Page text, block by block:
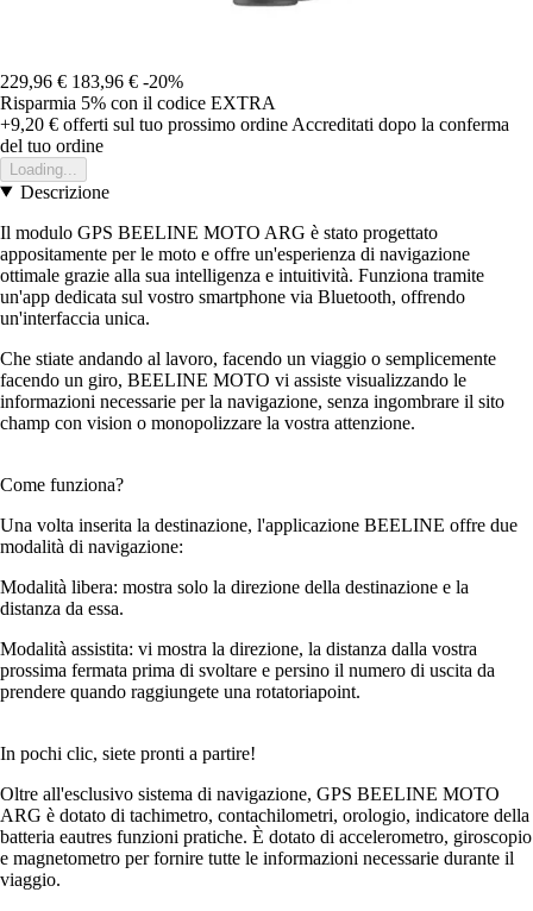
229,96 € 183,96 € -20%
Risparmia 5% con il codice EXTRA
+9,20 € offerti sul tuo prossimo ordine Accreditati dopo la conferma
del tuo ordine
Loading...
Descrizione
Il modulo GPS BEELINE MOTO ARG è stato progettato
appositamente per le moto e offre un'esperienza di navigazione
ottimale grazie alla sua intelligenza e intuitività. Funziona tramite
un'app dedicata sul vostro smartphone via Bluetooth, offrendo
un'interfaccia unica.
Che stiate andando al lavoro, facendo un viaggio o semplicemente
facendo un giro, BEELINE MOTO vi assiste visualizzando le
informazioni necessarie per la navigazione, senza ingombrare il sito
champ con vision o monopolizzare la vostra attenzione.
Come funziona?
Una volta inserita la destinazione, l'applicazione BEELINE offre due
modalità di navigazione:
Modalità libera: mostra solo la direzione della destinazione e la
distanza da essa.
Modalità assistita: vi mostra la direzione, la distanza dalla vostra
prossima fermata prima di svoltare e persino il numero di uscita da
prendere quando raggiungete una rotatoriapoint.
In pochi clic, siete pronti a partire!
Oltre all'esclusivo sistema di navigazione, GPS BEELINE MOTO
ARG è dotato di tachimetro, contachilometri, orologio, indicatore della
batteria eautres funzioni pratiche. È dotato di accelerometro, giroscopio
e magnetometro per fornire tutte le informazioni necessarie durante il
viaggio.